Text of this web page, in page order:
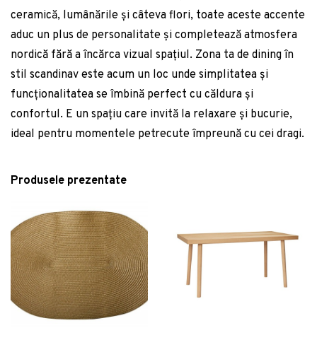
Vezi Mobilier
Birou cu blat alb cu înălțime ajustabilă
80x160 cm Downey – Germania
2.539 lei
Vezi Servirea mesei
Cutit curatare legume Paderno seria 48280
18.5cm negru
53 lei
Dulapuri baie suspendate
Cuiere și suporturi baie
Sisteme montaj baie
Seturi mobilier baie
Rafturi și organizatoare baie
Panouri și uși pentru duș
Seturi baie completă
Cabina de dus Walk-In SanSwiss Easy SHADE
STR4P 90cm sticla securizata sablata 8mm
2.211 lei
Măsuțe de grădină
Corp de iluminat pentru exterior LED de
perete (înălțime 25 cm) Rhine – Trio
ceramică, lumânările și câteva flori, toate aceste accente
aduc un plus de personalitate și completează atmosfera
nordică fără a încărca vizual spațiul. Zona ta de dining în
stil scandinav este acum un loc unde simplitatea și
funcționalitatea se îmbină perfect cu căldura și
confortul. E un spațiu care invită la relaxare și bucurie,
ideal pentru momentele petrecute împreună cu cei dragi.
Produsele prezentate